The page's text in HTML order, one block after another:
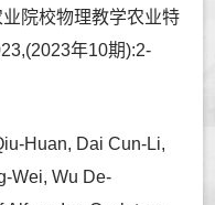
院校物理教学农业特
年10期):2-
Huan, Dai Cun-Li,
Wei, Wu De-